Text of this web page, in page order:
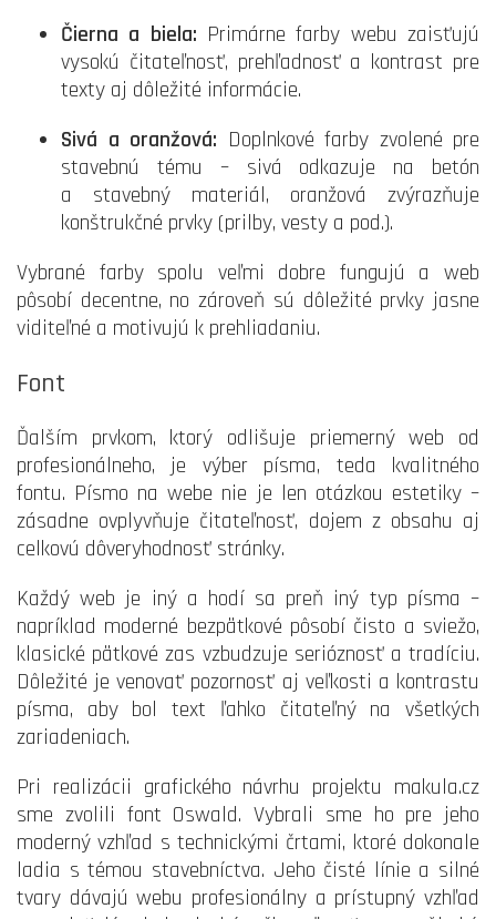
Čierna a biela: Primárne farby webu zaisťujú
vysokú čitateľnosť, prehľadnosť a kontrast pre
texty aj dôležité informácie.
Sivá a oranžová: Doplnkové farby zvolené pre
stavebnú tému – sivá odkazuje na betón
a stavebný materiál, oranžová zvýrazňuje
konštrukčné prvky (prilby, vesty a pod.).
Vybrané farby spolu veľmi dobre fungujú a web
pôsobí decentne, no zároveň sú dôležité prvky jasne
viditeľné a motivujú k prehliadaniu.
Font
Ďalším prvkom, ktorý odlišuje priemerný web od
profesionálneho, je výber písma, teda kvalitného
fontu. Písmo na webe nie je len otázkou estetiky –
zásadne ovplyvňuje čitateľnosť, dojem z obsahu aj
celkovú dôveryhodnosť stránky.
Každý web je iný a hodí sa preň iný typ písma –
napríklad moderné bezpätkové pôsobí čisto a sviežo,
klasické pätkové zas vzbudzuje serióznosť a tradíciu.
Dôležité je venovať pozornosť aj veľkosti a kontrastu
písma, aby bol text ľahko čitateľný na všetkých
zariadeniach.
Pri realizácii grafického návrhu projektu makula.cz
sme zvolili font Oswald. Vybrali sme ho pre jeho
moderný vzhľad s technickými črtami, ktoré dokonale
ladia s témou stavebníctva. Jeho čisté línie a silné
tvary dávajú webu profesionálny a prístupný vzhľad